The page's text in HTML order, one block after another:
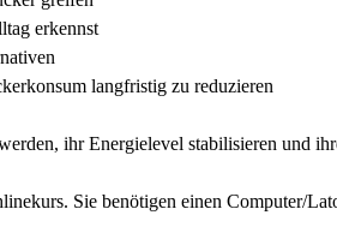
erkennst
langfristig zu reduzieren
ihr Energielevel stabilisieren und
Sie benötigen einen Computer/